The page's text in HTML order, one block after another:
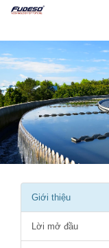
Giới thiệu
Lời mở đầu